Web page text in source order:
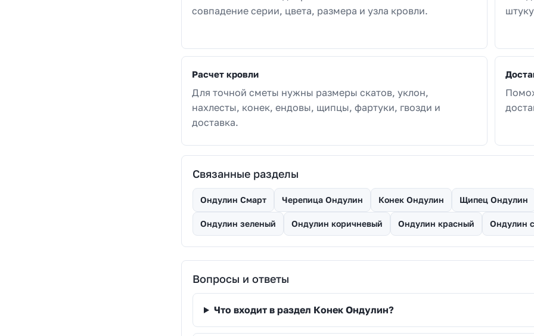
совпадение серии, цвета, размера и узла кровли.
Расчет кровли
Для точной сметы нужны размеры скатов, уклон,
нахлесты, конек, ендовы, щипцы, фартуки, гвозди и
доставка.
Связанные разделы
Ондулин Смарт Черепица Ондулин Конек Ондулин Щипец Ондулин
Ондулин зеленый Ондулин коричневый Ондулин красный Ондулин
Вопросы и ответы
Что входит в раздел Конек Ондулин?